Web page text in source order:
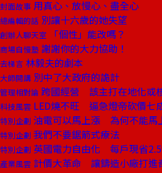
封面故事 用真心、放慢心、盡全心
總編輯的話 別讓十六歲的她失望
創辦人聊天室 「個性」能改嗎？
商場自慢塾 謝謝你的大力協助！
去梯言 林毅夫的劇本
大師開講 別中了大政府的詭計
管理相對論 跨國經營 該主打在地化或
科技風雲 LED燒不旺 逼急燈帝砍價七
特別企劃 油電可以馬上漲 為何不能馬
特別企劃 我們不要鋸箭式療法
特別企劃 英國電力自由化 每戶現省
產業風雲 計價大革命 讓鑄造小廠打進